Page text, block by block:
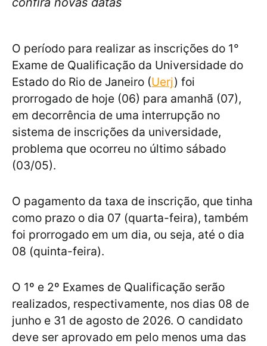
O período para realizar as inscrições do 1°
Exame de Qualificação da Universidade do
Estado do Rio de Janeiro (Uerj) foi
prorrogado de hoje (06) para amanhã (07),
em decorrência de uma interrupção no
sistema de inscrições da universidade,
problema que ocorreu no último sábado
(03/05).
O pagamento da taxa de inscrição, que tinha
como prazo o dia 07 (quarta-feira), também
foi prorrogado em um dia, ou seja, até o dia
08 (quinta-feira).
O 1º e 2º Exames de Qualificação serão
realizados, respectivamente, nos dias 08 de
junho e 31 de agosto de 2026. O candidato
deve ser aprovado em pelo menos uma das